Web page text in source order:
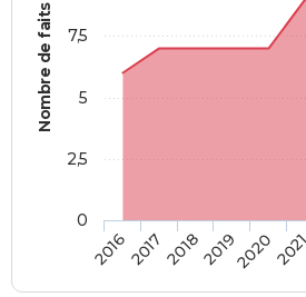
Nombre de faits
20162017201820192020
0
2,5
5
7,5